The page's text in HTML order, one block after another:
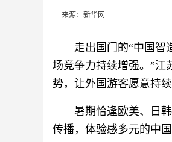
来源：新华网
走出国门的“中国智
场竞争力持续增强。”江
势，让外国游客愿意持续
暑期恰逢欧美、日
传播，体验感多元的中国